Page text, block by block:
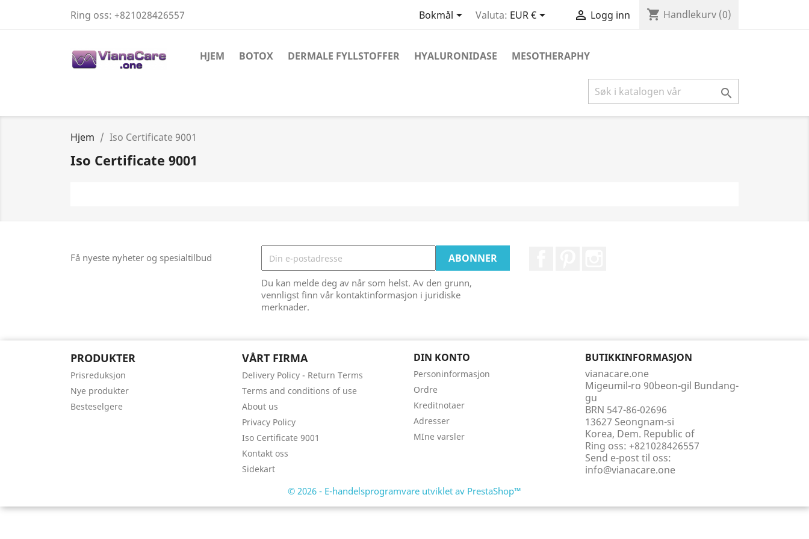
Ring oss: +821028426557 Bokmål Valuta: EUR €  Logg inn shopping_cart Handlekurv (0)
HJEM BOTOX DERMALE FYLLSTOFFER HYALURONIDASE MESOTHERAPHY

Hjem Iso Certificate 9001
Iso Certificate 9001
Få nyeste nyheter og spesialtilbud
Du kan melde deg av når som helst. Av den grunn,
vennligst finn vår kontaktinformasjon i juridiske
merknader.
PRODUKTER
Prisreduksjon
Nye produkter
Besteselgere
VÅRT FIRMA
Delivery Policy - Return Terms
Terms and conditions of use
About us
Privacy Policy
Iso Certificate 9001
Kontakt oss
Sidekart
DIN KONTO
Personinformasjon
Ordre
Kreditnotaer
Adresser
MIne varsler
BUTIKKINFORMASJON
vianacare.one
Migeumil-ro 90beon-gil Bundang-
gu
BRN 547-86-02696
13627 Seongnam-si
Korea, Dem. Republic of
Ring oss: +821028426557
Send e-post til oss:
info@vianacare.one
© 2026 - E-handelsprogramvare utviklet av PrestaShop™